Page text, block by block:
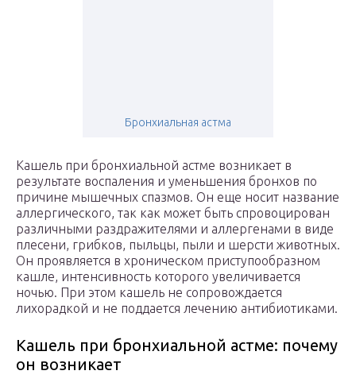
Бронхиальная астма
Кашель при бронхиальной астме возникает в
результате воспаления и уменьшения бронхов по
причине мышечных спазмов. Он еще носит название
аллергического, так как может быть спровоцирован
различными раздражителями и аллергенами в виде
плесени, грибков, пыльцы, пыли и шерсти животных.
Он проявляется в хроническом приступообразном
кашле, интенсивность которого увеличивается
ночью. При этом кашель не сопровождается
лихорадкой и не поддается лечению антибиотиками.
Кашель при бронхиальной астме: почему
он возникает